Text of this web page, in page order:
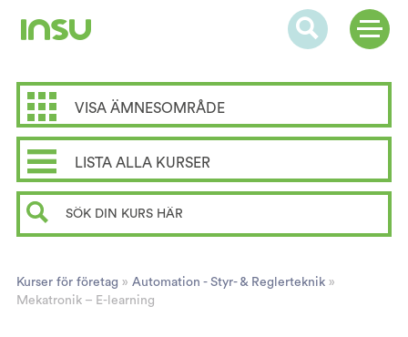
VISA ÄMNESOMRÅDE
LISTA ALLA KURSER
Kurser för företag » Automation - Styr- & Reglerteknik»
Mekatronik – E-learning